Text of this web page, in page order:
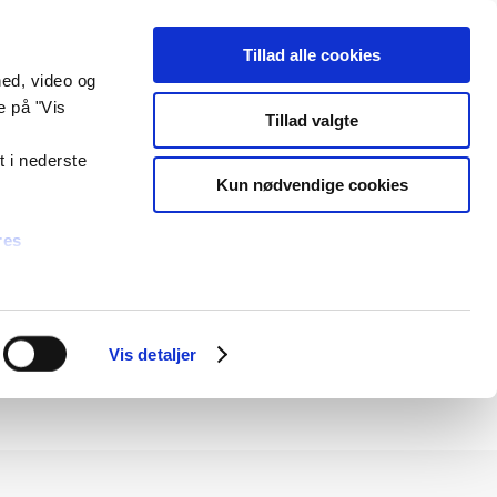
video og
på "Vis
i nederste
Vis detaljer
Tillad alle cookies
Tillad valgte
Kun nødvendige cookies
Log på
Find dit servicecenter